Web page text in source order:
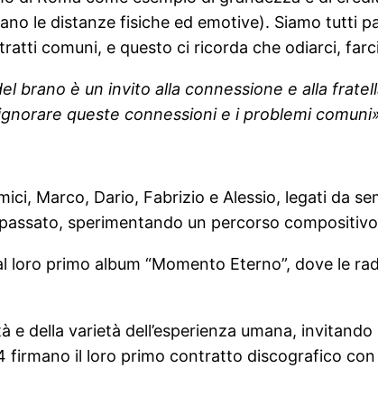
le distanze fisiche ed emotive). Siamo tutti
comuni, e questo ci ricorda che odiarci,
brano è un invito alla connessione e alla
queste connessioni e i problemi
Marco, Dario, Fabrizio e Alessio, legati da
sperimentando un percorso
primo album “Momento Eterno”, dove le
e della varietà dell’esperienza umana,
il loro primo contratto discografico con